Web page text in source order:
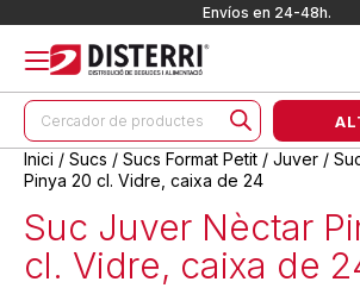
Envíos en 24-48h.
Products
search
Inici / Sucs / Sucs Format Petit / Juver /
Pinya 20 cl. Vidre, caixa de 24
Suc Juver Nèctar
cl. Vidre, caixa de